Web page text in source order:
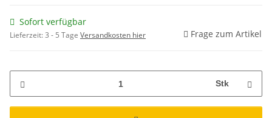
Sofort verfügbar
Lieferzeit:3 - 5 Tage Versandkosten hier Frage zum Artikel
Stk